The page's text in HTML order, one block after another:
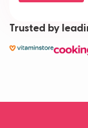
Trusted by